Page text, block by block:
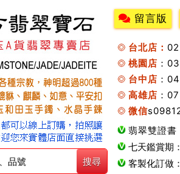
留言版
台北店：
桃園店 ：
台中店 ：
高雄店 ：
微信
翡翠雙證書
七天鑑賞期
客製化訂做